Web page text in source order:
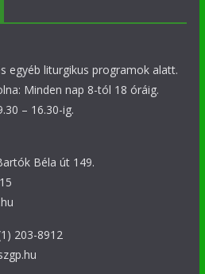
egyéb liturgikus programok alatt.
Minden nap 8-tól 18 óráig.
– 16.30-ig.
Béla út 149.
203-8912